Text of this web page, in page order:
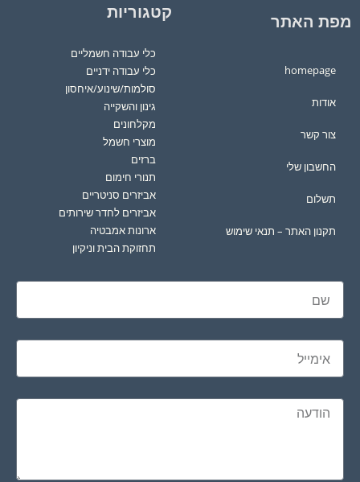
מפת האתר
homepage
אודות
צור קשר
החשבון שלי
תשלום
תקנון האתר – תנאי שימוש
קטגוריות
כלי עבודה חשמליים
כלי עבודה ידניים
סולמות/שינוע/איחסון
גינון והשקייה
מקלחונים
מוצרי חשמל
ברזים
תנורי חימום
אביזרים סניטריים
אביזרים לחדר שירותים
ארונות אמבטיה
תחזוקת הבית וניקיון